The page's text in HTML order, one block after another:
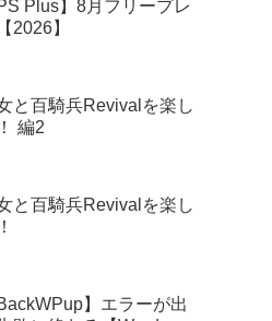
PS Plus】8月フリープレ
2026】
と百騎兵Revivalを楽し
編2
と百騎兵Revivalを楽し
BackWPup】エラーが出